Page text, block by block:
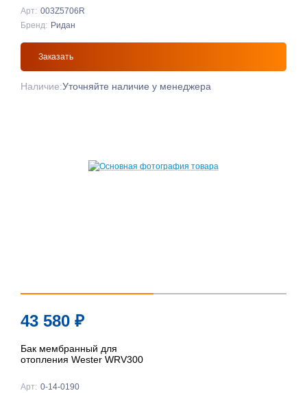
Арт: 003Z5706R
Бренд: Ридан
Заказать
Наличие:Уточняйте наличие у менеджера
43 580 ₽
Бак мембранный для
отопления Wester WRV300
Арт: 0-14-0190